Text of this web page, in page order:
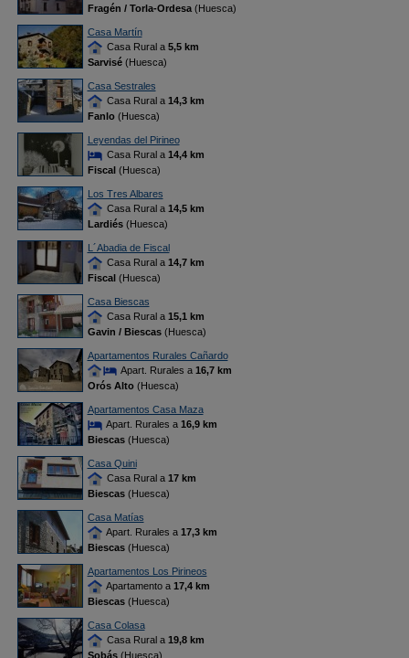
Fragén / Torla-Ordesa(Huesca)
Casa Martín
Casa Rural a 5,5 km
Sarvisé(Huesca)
Casa Sestrales
Casa Rural a 14,3 km
Fanlo(Huesca)
Leyendas del Pirineo
Casa Rural a 14,4 km
Fiscal(Huesca)
Los Tres Albares
Casa Rural a 14,5 km
Lardiés(Huesca)
L´Abadia de Fiscal
Casa Rural a 14,7 km
Fiscal(Huesca)
Casa Biescas
Casa Rural a 15,1 km
Gavin / Biescas(Huesca)
Apartamentos Rurales Cañardo
Apart. Rurales a 16,7 km
Orós Alto(Huesca)
Apartamentos Casa Maza
Apart. Rurales a 16,9 km
Biescas(Huesca)
Casa Quini
Casa Rural a 17 km
Biescas(Huesca)
Casa Matías
Apart. Rurales a 17,3 km
Biescas(Huesca)
Apartamentos Los Pirineos
Apartamento a 17,4 km
Biescas(Huesca)
Casa Colasa
Casa Rural a 19,8 km
Sobás(Huesca)